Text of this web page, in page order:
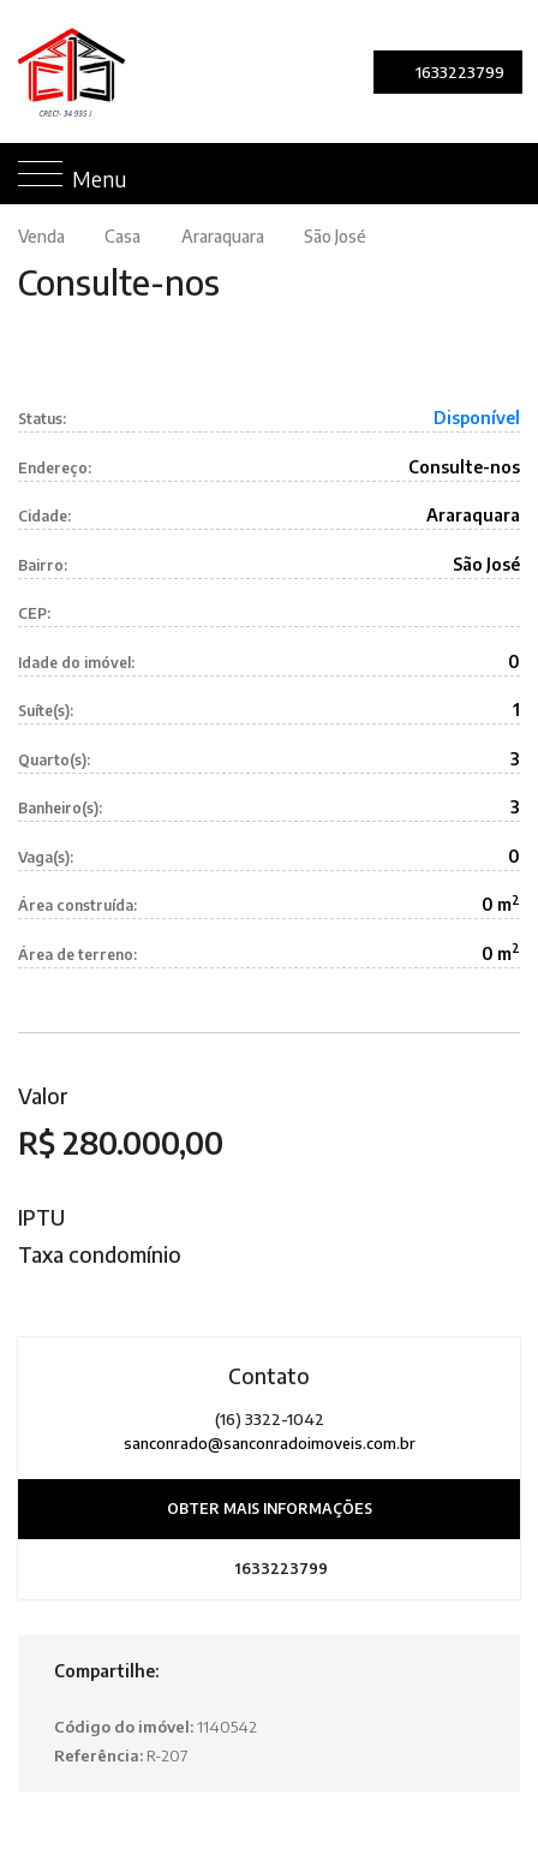
1633223799
Menu
Venda Casa Araraquara São José
Consulte-nos
Status: Disponível
Endereço: Consulte-nos
Cidade: Araraquara
Bairro: São José
CEP:
Idade do imóvel: 0
Suíte(s): 1
Quarto(s): 3
Banheiro(s): 3
Vaga(s): 0
Área construída: 0 m2
Área de terreno: 0 m2
Valor
R$ 280.000,00
IPTU
Taxa condomínio
Contato
(16) 3322-1042
sanconrado@sanconradoimoveis.com.br
OBTER MAIS INFORMAÇÕES
1633223799
Compartilhe:
Código do imóvel:1140542
Referência: R-207